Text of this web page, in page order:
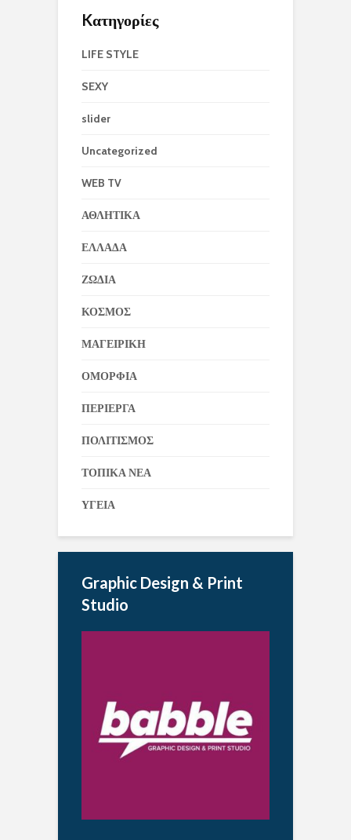
Kατηγορίες
LIFE STYLE
SEXY
slider
Uncategorized
WEB TV
ΑΘΛΗΤΙΚΑ
ΕΛΛΑΔΑ
ΖΩΔΙΑ
ΚΟΣΜΟΣ
ΜΑΓΕΙΡΙΚΗ
ΟΜΟΡΦΙΑ
ΠΕΡΙΕΡΓΑ
ΠΟΛΙΤΙΣΜΟΣ
ΤΟΠΙΚΑ ΝΕΑ
ΥΓΕΙΑ
Graphic Design & Print
Studio